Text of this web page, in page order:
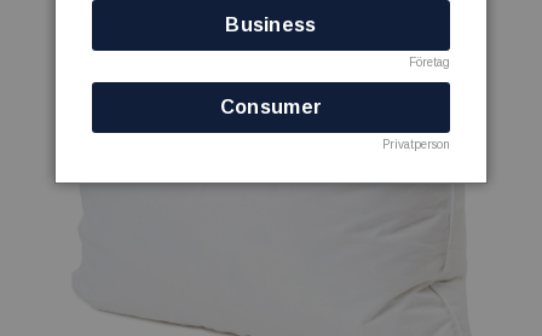
Business
Företag
Consumer
Privatperson